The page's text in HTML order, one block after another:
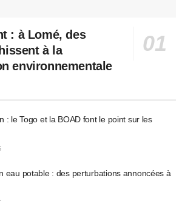
: à Lomé, des
à la
environnementale
: le Togo et la BOAD font le point sur les
eau potable : des perturbations annoncées à